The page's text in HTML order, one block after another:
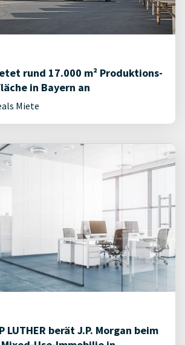
rund 17.000 m² Produktions-
in Bayern an
Miete
LUTHER berät J.P. Morgan beim